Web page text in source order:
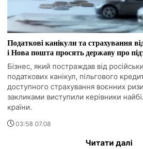
Податкові канікули та страхування
і Нова пошта просять державу про
Бізнес, який постраждав від
податкових канікул, пільгового
доступного страхування воєнних
закликами виступили керівники
країни.
03:58 07.08
Читати далі